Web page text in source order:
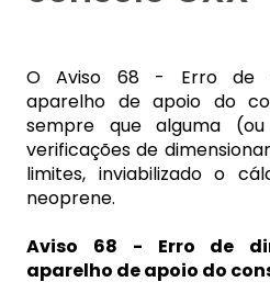
O Aviso 68 - Erro de
aparelho de apoio do
sempre que alguma
verificações de
limites, inviabilizado o
neoprene.
Aviso 68 - Erro de
aparelho de apoio do